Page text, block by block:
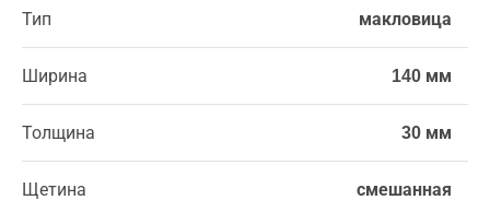
Тип макловица
Ширина 140 мм
Толщина 30 мм
Щетина смешанная